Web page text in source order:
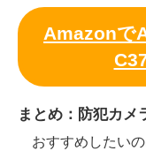
Amazonで
まとめ：防犯カメ
おすすめしたいの